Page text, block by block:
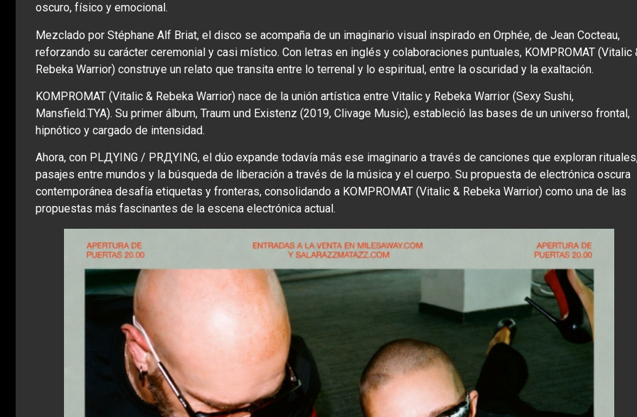
oscuro, físico y emocional.
Mezclado por Stéphane Alf Briat, el disco se acompaña de un imaginario visual inspirado en Orphée, de Jean Cocteau,
reforzando su carácter ceremonial y casi místico. Con letras en inglés y colaboraciones puntuales, KOMPROMAT (Vitalic
Rebeka Warrior) construye un relato que transita entre lo terrenal y lo espiritual, entre la oscuridad y la exaltación.
KOMPROMAT (Vitalic & Rebeka Warrior) nace de la unión artística entre Vitalic y Rebeka Warrior (Sexy Sushi,
Mansfield.TYA). Su primer álbum, Traum und Existenz (2019, Clivage Music), estableció las bases de un universo frontal,
hipnótico y cargado de intensidad.
Ahora, con PLДYING / PRДYING, el dúo expande todavía más ese imaginario a través de canciones que exploran
pasajes entre mundos y la búsqueda de liberación a través de la música y el cuerpo. Su propuesta de electrónica oscura
contemporánea desafía etiquetas y fronteras, consolidando a KOMPROMAT (Vitalic & Rebeka Warrior) como una de las
propuestas más fascinantes de la escena electrónica actual.